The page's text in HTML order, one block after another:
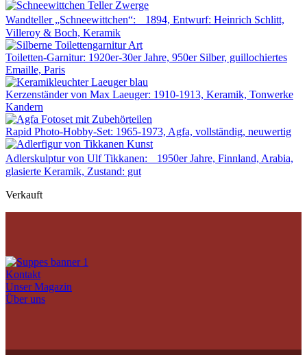
Wandteller „Schneewittchen“: 1894, Entwurf: Heinrich Schlitt,
Villeroy & Boch, Keramik
Toiletten-Garnitur: 1920er-30er Jahre, 950er Silber, guillochiertes
Emaille, Paris
Kerzenständer von Max Laeuger: 1910-1913, Keramik, Tonwerke
Kandern
Rapid Photo-Hobby-Set: 1965-1973, Agfa, vollständig, neuwertig
Adlerskulptur von Ulf Tikkanen: 1950er Jahre, Finnland, Arabia,
glasierte Keramik, Zustand: gut
Verkauft
Kontakt
Unser Magazin
Über uns